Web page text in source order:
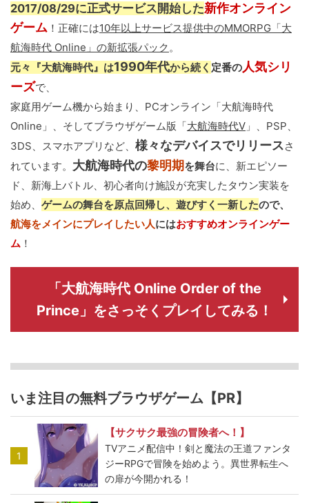
2017/08/29に正式サービス開始した新作オンライン
ゲーム ！正確には10年以上サービス提供中のMMORPG「大
航海時代 Online」の新拡張パック。
元々『大航海時代』は1990年代から続く 定番の人気シリ
ーズで、
家庭用ゲーム機から始まり、PCオンライン「大航海時代
Online」、そしてブラウザゲーム版「大航海時代V 」、PSP、
3DS、スマホアプリなど、 様々なデバイスでリリースさ
れています。 大航海時代の黎明期を舞台に、新エピソー
ド、新海上バトル、初心者向け施設が充実したタウン実装を
始め、 ゲームの舞台を原点回帰し、遊びすく一新したので、
航海をメインにプレイしたい人にはおすすめオンラインゲー
ム ！
「大航海時代 Online Order of the
Prince」をさっそくプレイしてみる！
いま注目の無料ブラウザゲーム【PR】
1
【サクサク最強の冒険者へ！】
TVアニメ配信中！剣と魔法の王道ファンタ
ジーRPGで冒険を始めよう。異世界転生へ
の扉が今開かれる！